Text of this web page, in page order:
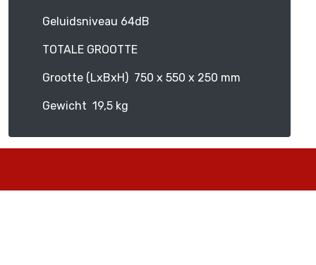
Geluidsniveau 64dB
TOTALE GROOTTE
Grootte (LxBxH) 750 x 550 x 250 mm
Gewicht 19,5 kg